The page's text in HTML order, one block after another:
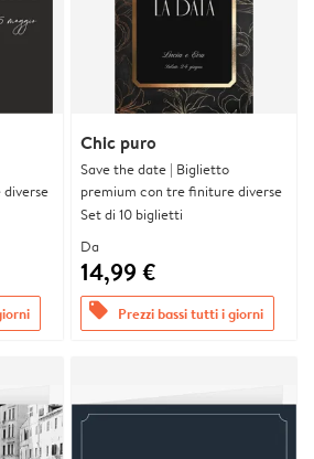
Chic puro
Save the date | Biglietto
premium con tre finiture diverse
Set di 10 biglietti
Da
14,99 €
offers Prezzi bassi tutti i giorni